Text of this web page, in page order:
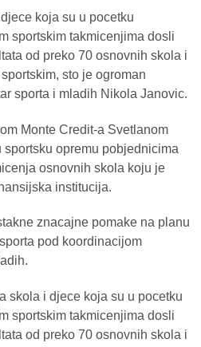
koja su u pocetku
sportskim takmicenjima dosli
od preko 70 osnovnih skola i
sto je ogroman
sporta i mladih Nikola Janovic.
Monte Credit-a Svetlanom
opremu pobjednicima
osnovnih skola koju je
institucija.
znacajne pomake na planu
pod koordinacijom
skola i djece koja su u pocetku
sportskim takmicenjima dosli
od preko 70 osnovnih skola i